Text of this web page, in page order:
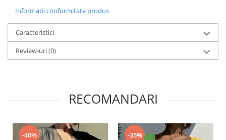
Informatii conformitate produs
Caracteristici
Review-uri(0)
RECOMANDARI
-40% -35%